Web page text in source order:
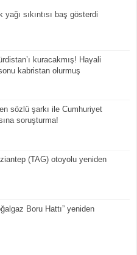
yağı sıkıntısı baş gösterdi
kuracakmış! Hayali
kabristan olurmuş
sözlü şarkı ile Cumhuriyet
soruşturma!
(TAG) otoyolu yeniden
Boru Hattı” yeniden